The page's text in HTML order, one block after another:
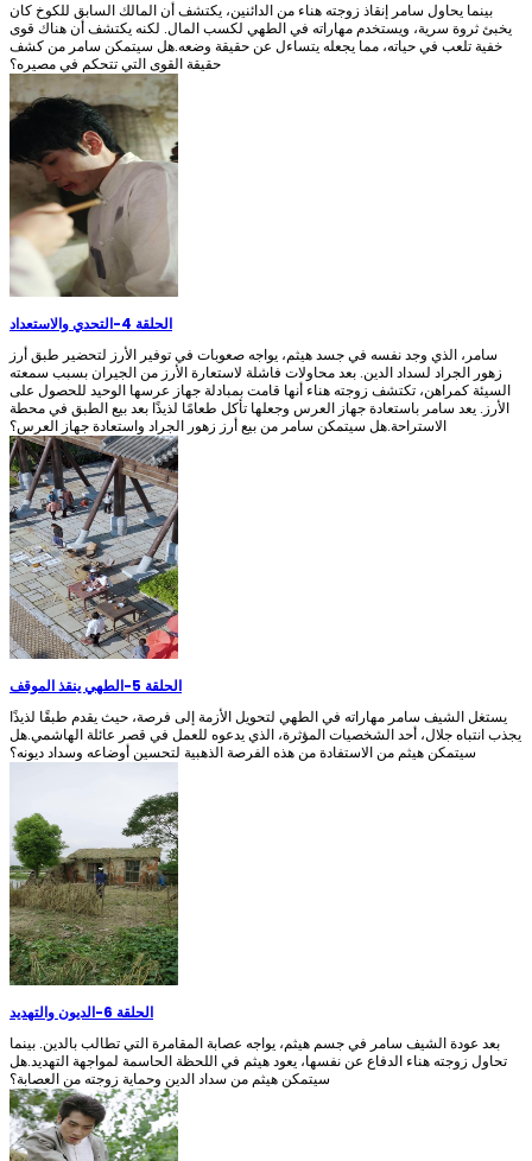
بينما يحاول سامر إنقاذ زوجته هناء من الدائنين، يكتشف أن المالك السابق للكوخ كان
يخبئ ثروة سرية، ويستخدم مهاراته في الطهي لكسب المال. لكنه يكتشف أن هناك قوى
خفية تلعب في حياته، مما يجعله يتساءل عن حقيقة وضعه.هل سيتمكن سامر من كشف
حقيقة القوى التي تتحكم في مصيره؟
الحلقة 4 -التحدي والاستعداد
سامر، الذي وجد نفسه في جسد هيثم، يواجه صعوبات في توفير الأرز لتحضير طبق أرز
زهور الجراد لسداد الدين. بعد محاولات فاشلة لاستعارة الأرز من الجيران بسبب سمعته
السيئة كمراهن، تكتشف زوجته هناء أنها قامت بمبادلة جهاز عرسها الوحيد للحصول على
الأرز. يعد سامر باستعادة جهاز العرس وجعلها تأكل طعامًا لذيذًا بعد بيع الطبق في محطة
الاستراحة.هل سيتمكن سامر من بيع أرز زهور الجراد واستعادة جهاز العرس؟
الحلقة 5 -الطهي ينقذ الموقف
يستغل الشيف سامر مهاراته في الطهي لتحويل الأزمة إلى فرصة، حيث يقدم طبقًا لذيذًا
يجذب انتباه جلال، أحد الشخصيات المؤثرة، الذي يدعوه للعمل في قصر عائلة الهاشمي.هل
سيتمكن هيثم من الاستفادة من هذه الفرصة الذهبية لتحسين أوضاعه وسداد ديونه؟
الحلقة 6 -الديون والتهديد
بعد عودة الشيف سامر في جسم هيثم، يواجه عصابة المقامرة التي تطالب بالدين. بينما
تحاول زوجته هناء الدفاع عن نفسها، يعود هيثم في اللحظة الحاسمة لمواجهة التهديد.هل
سيتمكن هيثم من سداد الدين وحماية زوجته من العصابة؟